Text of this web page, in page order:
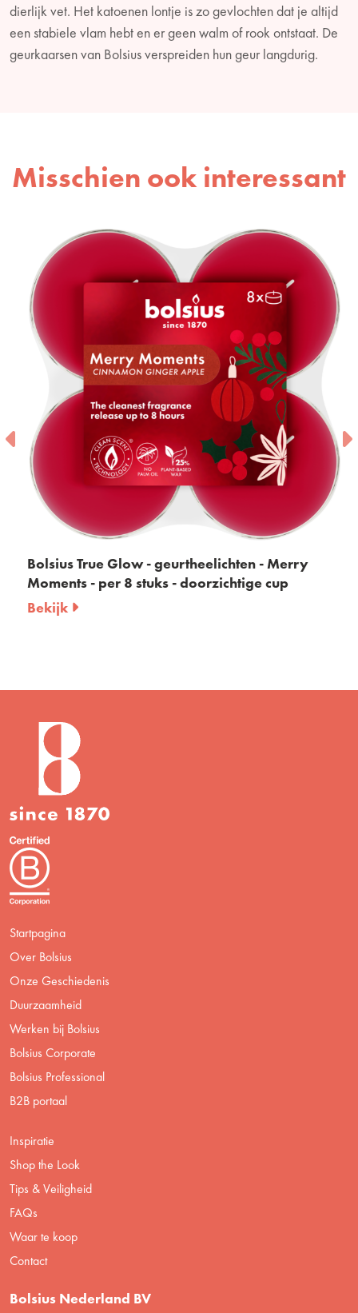
dierlijk vet. Het katoenen lontje is zo gevlochten dat je altijd
een stabiele vlam hebt en er geen walm of rook ontstaat. De
geurkaarsen van Bolsius verspreiden hun geur langdurig.
Misschien ook interessant
Bolsius True Glow - geurtheelichten - Merry
Moments - per 8 stuks - doorzichtige cup
Bekijk
Startpagina
Over Bolsius
Onze Geschiedenis
Duurzaamheid
Werken bij Bolsius
Bolsius Corporate
Bolsius Professional
B2B portaal
Inspiratie
Shop the Look
Tips & Veiligheid
FAQs
Waar te koop
Contact
Bolsius Nederland BV